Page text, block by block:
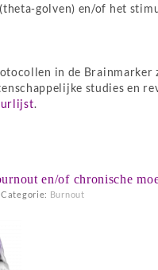
golven) en/of het
in de Brainmarker
studies en
.
en/of chronische
Categorie: Burnout